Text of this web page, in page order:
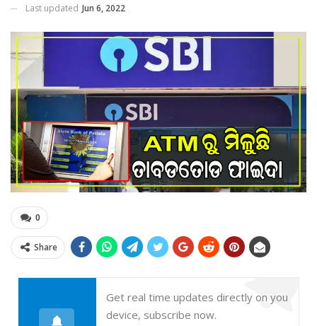
Last updated Jun 6, 2022
0
Share
Get real time updates directly on you
device, subscribe now.